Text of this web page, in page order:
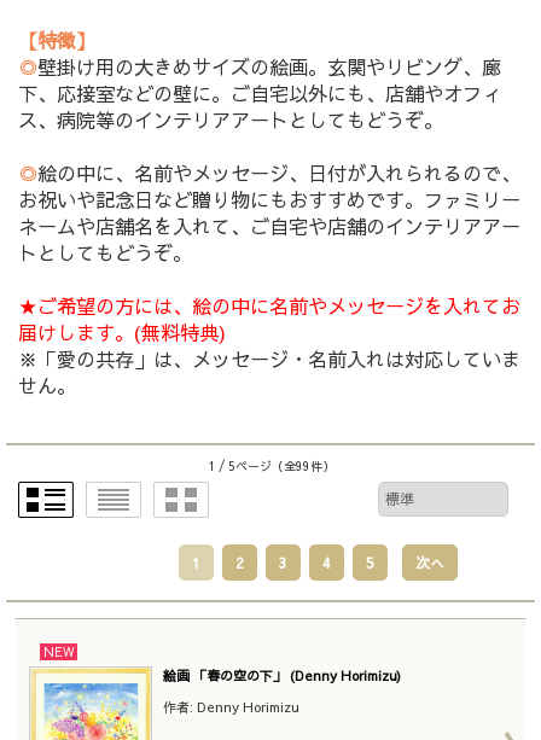
【特徴】
◎壁掛け用の大きめサイズの絵画。玄関やリビング、廊
下、応接室などの壁に。ご自宅以外にも、店舗やオフィ
ス、病院等のインテリアアートとしてもどうぞ。
◎絵の中に、名前やメッセージ、日付が入れられるので、
お祝いや記念日など贈り物にもおすすめです。ファミリー
ネームや店舗名を入れて、ご自宅や店舗のインテリアアー
トとしてもどうぞ。
★ご希望の方には、絵の中に名前やメッセージを入れてお
届けします。(無料特典)
※「愛の共存」は、メッセージ・名前入れは対応していま
せん。
1 / 5ページ （全99件）
1 2 3 4 5 次へ
NEW
絵画 「春の空の下」 (Denny Horimizu)
作者: Denny Horimizu